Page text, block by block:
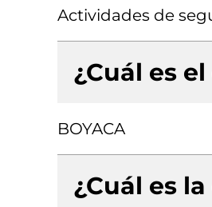
Actividades de
¿Cuál es
BOYACA
¿Cuál es